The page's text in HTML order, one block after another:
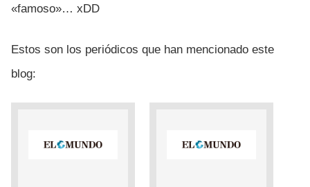
«famoso»… xDD
Estos son los periódicos que han mencionado este
blog: